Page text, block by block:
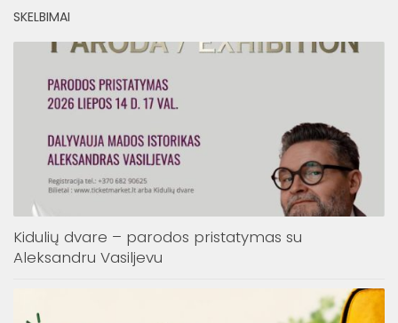
SKELBIMAI
Kidulių dvare – parodos pristatymas su
Aleksandru Vasiljevu